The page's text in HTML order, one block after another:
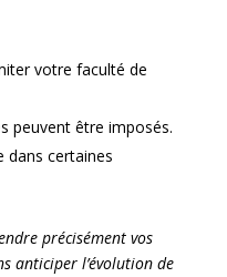
votre faculté de
peuvent être imposés.
dans certaines
précisément vos
anticiper l’évolution de